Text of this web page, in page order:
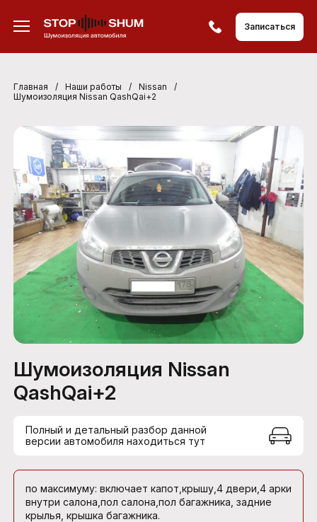
Записаться
Главная / Наши работы / Nissan
/
Шумоизоляция Nissan QashQai+2
Шумоизоляция Nissan
QashQai+2
Полный и детальный разбор данной
версии автомобиля находиться тут
по максимуму: включает капот,крышу,4 двери,4 арки
внутри салона,пол салона,пол багажника, задние
крылья, крышка багажника.